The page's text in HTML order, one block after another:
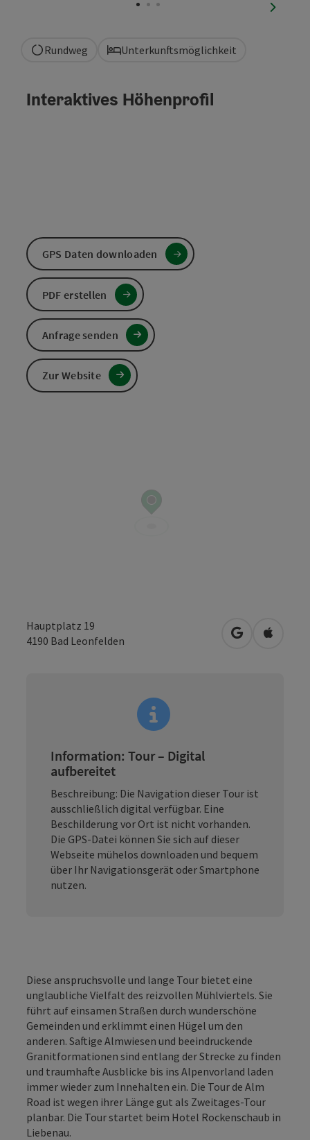
Rundweg Unterkunftsmöglichkeit
Hauptplatz 19
4190 Bad Leonfelden in Google
in
Information: Tour – Digital
aufbereitet
Beschreibung: Die Navigation dieser Tour ist
ausschließlich digital verfügbar. Eine
Beschilderung vor Ort ist nicht vorhanden.
Die GPS-Datei können Sie sich auf dieser
Webseite mühelos downloaden und bequem
über Ihr Navigationsgerät oder Smartphone
nutzen.
Diese anspruchsvolle und lange Tour bietet eine
unglaubliche Vielfalt des reizvollen Mühlviertels. Sie
führt auf einsamen Straßen durch wunderschöne
Gemeinden und erklimmt einen Hügel um den
anderen. Saftige Almwiesen und beeindruckende
Granitformationen sind entlang der Strecke zu finden
und traumhafte Ausblicke bis ins Alpenvorland laden
immer wieder zum Innehalten ein. Die Tour de Alm
Road ist wegen ihrer Länge gut als Zweitages-Tour
planbar. Die Tour startet beim Hotel Rockenschaub in
Liebenau.
Interaktives Höhenprofil
GPS Daten downloaden
PDF erstellen
Anfrage senden
Zur Website